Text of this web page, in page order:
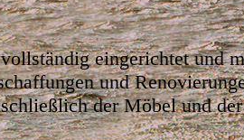
eingerichtet und
und
der Möbel und